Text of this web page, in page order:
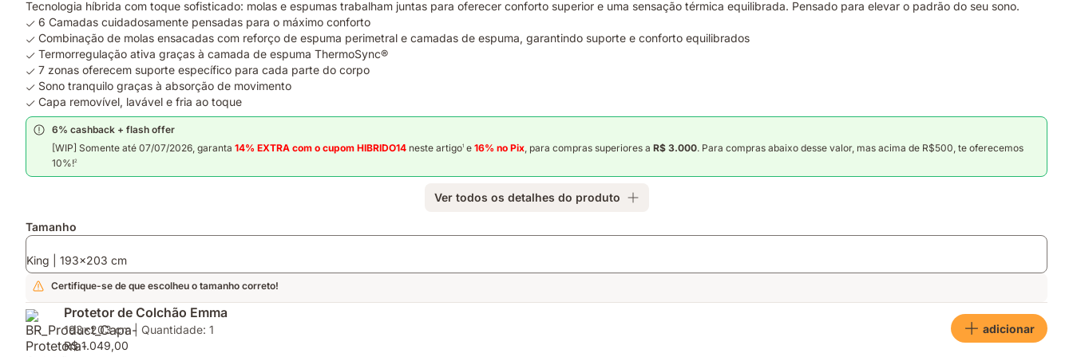
Tecnologia híbrida com toque sofisticado: molas e espumas trabalham juntas para oferecer conforto superior e uma sensação térmica equilibrada. Pensado para elevar o padrão do seu sono.
6 Camadas cuidadosamente pensadas para o máximo conforto
Combinação de molas ensacadas com reforço de espuma perimetral e camadas de espuma, garantindo suporte e conforto equilibrados
Termorregulação ativa graças à camada de espuma ThermoSync®
7 zonas oferecem suporte específico para cada parte do corpo
Sono tranquilo graças à absorção de movimento
Capa removível, lavável e fria ao toque
6% cashback + flash offer
[WIP] Somente até 07/07/2026, garanta 14% EXTRA com o cupom HIBRIDO14 neste artigo1 e 16% no Pix, para compras superiores a R$ 3.000. Para compras abaixo desse valor, mas acima de R$500, te oferecemos
10%!2
Ver todos os detalhes do produto
Complementos
Tamanho
King | 193x203 cm
Certifique-se de que escolheu o tamanho correto!
Protetor de Colchão Emma
193x203 cm | Quantidade: 1
R$ 1.049,00
adicionar